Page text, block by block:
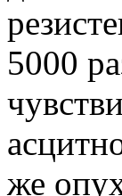
5000
же